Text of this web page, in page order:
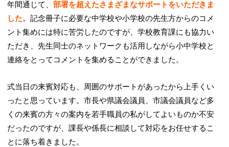
年間通じて、部署を超えたさまざまなサポートをいただきま
した。記念冊子に必要な中学校や小学校の先生方からのコメ
ント集めには特に苦労したのですが、学校教育課にも協力い
ただき、先生同士のネットワークも活用しながら小中学校と
連絡をとってコメントを集めることができました。
式当日の来賓対応も、周囲のサポートがあったから上手くい
ったと思っています。市長や県議会議員、市議会議員など多
くの来賓の方々の案内を若手職員の私がしてよいものか不安
だったのですが、課長や係長に相談して対応をお任せするこ
とに落ち着きました。